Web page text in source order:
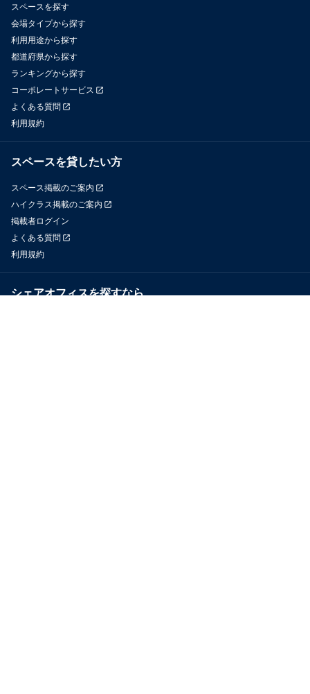
スペースを探す
会場タイプから探す
利用用途から探す
都道府県から探す
ランキングから探す
コーポレートサービス
よくある質問
利用規約
スペースを貸したい方
スペース掲載のご案内
ハイクラス掲載のご案内
掲載者ログイン
よくある質問
利用規約
シェアオフィスを探すなら